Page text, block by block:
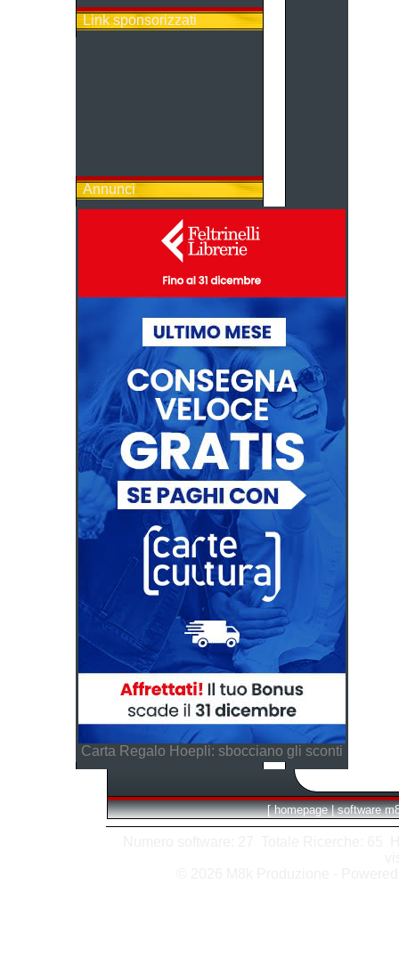
Link sponsorizzati
Annunci
Carta Regalo Hoepli: sbocciano gli sconti
[ homepage | software